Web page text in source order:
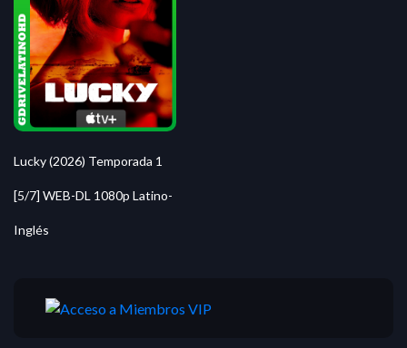
Lucky (2026) Temporada 1
[5/7] WEB-DL 1080p Latino-
Inglés